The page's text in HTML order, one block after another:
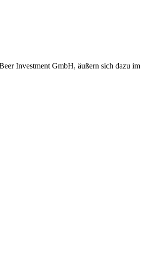
Investment GmbH, äußern sich dazu im